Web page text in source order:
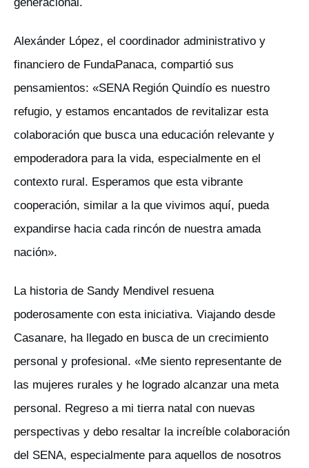
generacional.
Alexánder López, el coordinador administrativo y
financiero de FundaPanaca, compartió sus
pensamientos: «SENA Región Quindío es nuestro
refugio, y estamos encantados de revitalizar esta
colaboración que busca una educación relevante y
empoderadora para la vida, especialmente en el
contexto rural. Esperamos que esta vibrante
cooperación, similar a la que vivimos aquí, pueda
expandirse hacia cada rincón de nuestra amada
nación».
La historia de Sandy Mendivel resuena
poderosamente con esta iniciativa. Viajando desde
Casanare, ha llegado en busca de un crecimiento
personal y profesional. «Me siento representante de
las mujeres rurales y he logrado alcanzar una meta
personal. Regreso a mi tierra natal con nuevas
perspectivas y debo resaltar la increíble colaboración
del SENA, especialmente para aquellos de nosotros